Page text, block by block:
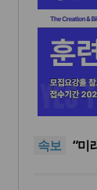
속보
[최
말
美
“미
“미